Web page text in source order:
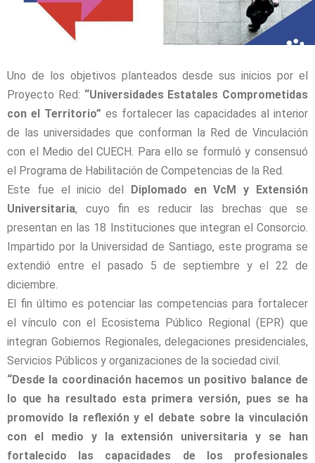
Uno de los objetivos planteados desde sus inicios por el
Proyecto Red: “Universidades Estatales Comprometidas
con el Territorio” es fortalecer las capacidades al interior
de las universidades que conforman la Red de Vinculación
con el Medio del CUECH. Para ello se formuló y consensuó
el Programa de Habilitación de Competencias de la Red.
Este fue el inicio del Diplomado en VcM y Extensión
Universitaria, cuyo fin es reducir las brechas que se
presentan en las 18 Instituciones que integran el Consorcio.
Impartido por la Universidad de Santiago, este programa se
extendió entre el pasado 5 de septiembre y el 22 de
diciembre.
El fin último es potenciar las competencias para fortalecer
el vínculo con el Ecosistema Público Regional (EPR) que
integran Gobiernos Regionales, delegaciones presidenciales,
Servicios Públicos y organizaciones de la sociedad civil.
“Desde la coordinación hacemos un positivo balance de
lo que ha resultado esta primera versión, pues se ha
promovido la reflexión y el debate sobre la vinculación
con el medio y la extensión universitaria y se han
fortalecido las capacidades de los profesionales